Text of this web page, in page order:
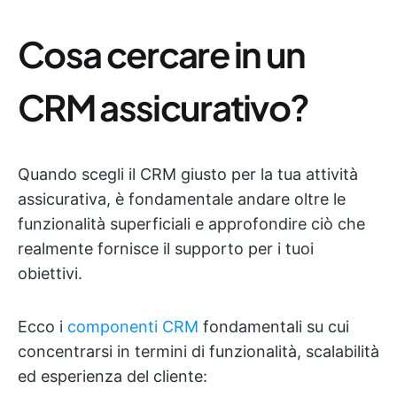
Cosa cercare in un
CRM assicurativo?
Quando scegli il CRM giusto per la tua attività
assicurativa, è fondamentale andare oltre le
funzionalità superficiali e approfondire ciò che
realmente fornisce il supporto per i tuoi
obiettivi.
Ecco i componenti CRM fondamentali su cui
concentrarsi in termini di funzionalità, scalabilità
ed esperienza del cliente: